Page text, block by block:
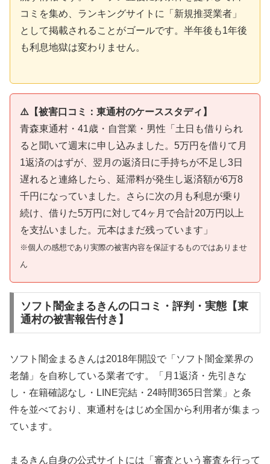
コミを集め、ランキングサイトに「新規推奨業者」
として掲載されることがゴールです。半年後も1年後
も利息地獄は変わりません。
⚠️【被害口コミ：東通村のケーススタディ】
青森東通村・41歳・自営業・男性「土日も借りられ
ると聞いて週末に申し込みました。5万円を借りて月
1返済のはずが、翌月の返済日に手持ちが不足し3日
遅れると連絡したら、延滞料が発生し返済額が6万8
千円になっていました。さらに次の月も利息が乗り
続け、借りた5万円に対して4ヶ月で合計20万円以上
を支払いました。元本はまだ残っています」
※個人の感想であり実際の被害内容を保証するものではありませ
ん
ソフト闇金まるきんの口コミ・評判・実態【東
通村の被害報告付き】
ソフト闇金まるきんは2018年開設で「ソフト闇金業界の
老舗」を自称している業者です。「月1返済・先引きな
し・在籍確認なし・LINE完結・24時間365日営業」と条
件を並べており、東通村をはじめ全国から利用者が集まっ
ています。
まるきん自身の公式サイトには「審査という審査を行って